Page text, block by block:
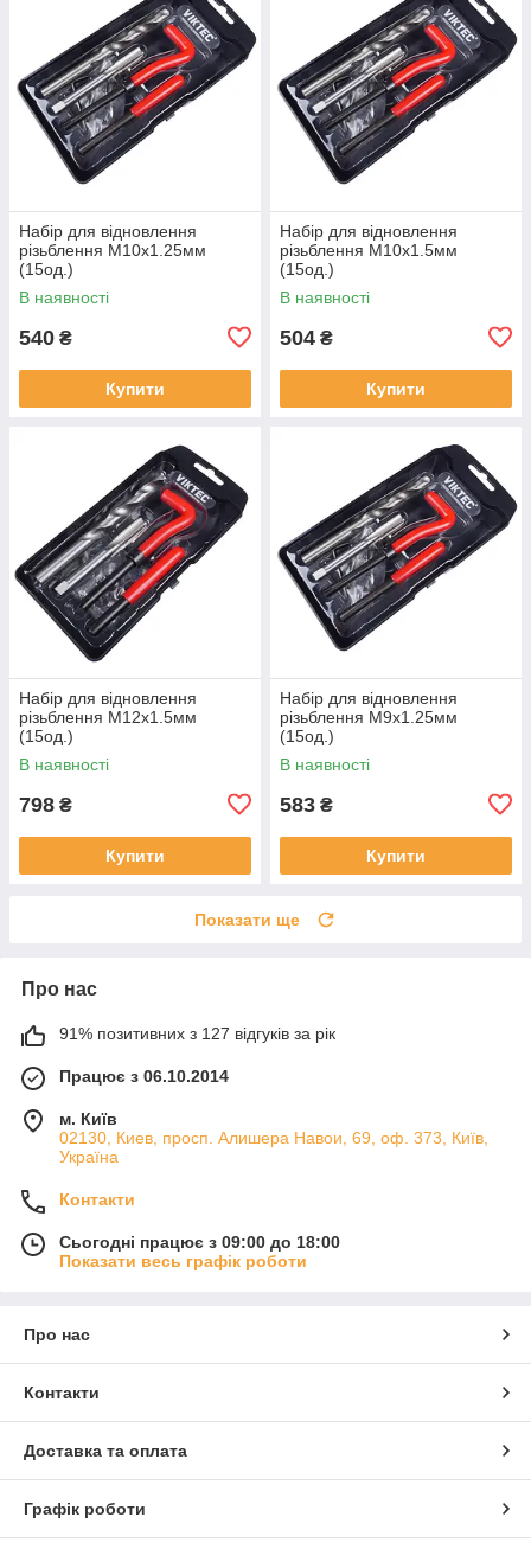
Набір для відновлення
різьблення М10x1.25мм
(15од.)
В наявності
540 ₴
Купити
Набір для відновлення
різьблення М10x1.5мм
(15од.)
В наявності
504 ₴
Купити
Набір для відновлення
різьблення М12x1.5мм
(15од.)
В наявності
798 ₴
Купити
Набір для відновлення
різьблення М9x1.25мм
(15од.)
В наявності
583 ₴
Купити
Показати ще
Про нас
91% позитивних з 127 відгуків за рік
Працює з 06.10.2014
м. Київ
02130, Киев, просп. Алишера Навои, 69, оф. 373, Київ,
Україна
Контакти
Сьогодні працює з 09:00 до 18:00
Показати весь графік роботи
Про нас
Контакти
Доставка та оплата
Графік роботи